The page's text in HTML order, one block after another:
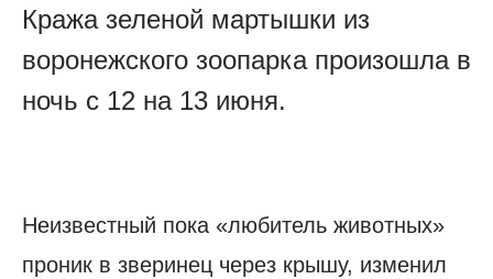
Кража зеленой мартышки из
воронежского зоопарка произошла в
ночь с 12 на 13 июня.
Неизвестный пока «любитель животных»
проник в зверинец через крышу, изменил